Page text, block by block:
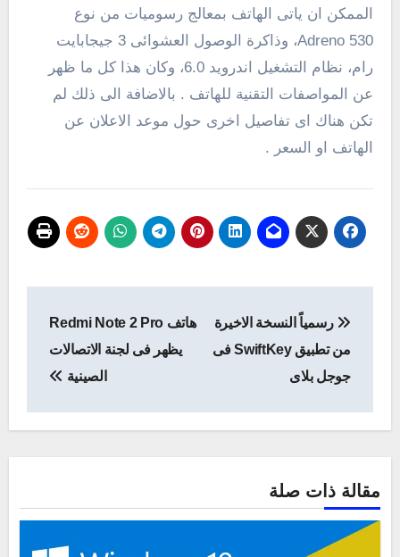
الممكن ان ياتى الهاتف بمعالج رسوميات من نوع
Adreno 530، وذاكرة الوصول العشوائى 3 جيجابايت
رام، نظام التشغيل اندرويد 6.0، وكان هذا كل ما ظهر
عن المواصفات التقنية للهاتف . بالاضافة الى ذلك لم
تكن هناك اى تفاصيل اخرى حول موعد الاعلان عن
الهاتف او السعر .
المقالات
رسمياً النسخة الاخيرة
من تطبيق SwiftKey فى
جوجل بلاى
هاتف Redmi Note 2 Pro
يظهر فى لجنة الاتصالات
الصينية
مقالة ذات صلة